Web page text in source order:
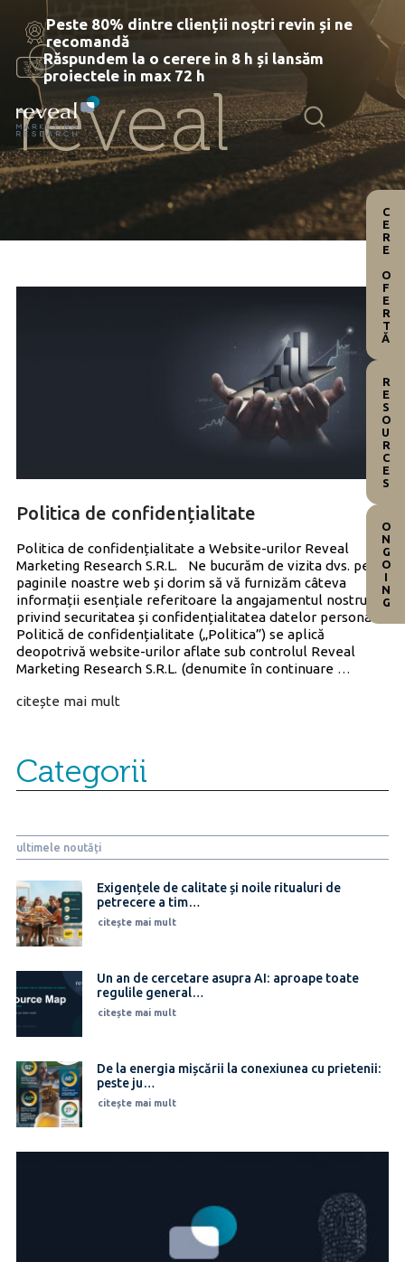
content
Peste 80% dintre clienții noștri revin și ne
recomandă
Răspundem la o cerere in 8 h și lansăm
proiectele in max 72 h
reveal
Politica de confidențialitate
Politica de confidențialitate a Website-urilor Reveal
Marketing Research S.R.L. Ne bucurăm de vizita dvs. pe
paginile noastre web și dorim să vă furnizăm câteva
informații esențiale referitoare la angajamentul nostru
privind securitatea și confidențialitatea datelor personale.
Politică de confidențialitate („Politica”) se aplică
deopotrivă website-urilor aflate sub controlul Reveal
Marketing Research S.R.L. (denumite în continuare …
citește mai mult
Categorii
ultimele noutăți
Exigențele de calitate și noile ritualuri de
petrecere a tim…
citește mai mult
Un an de cercetare asupra AI: aproape toate
regulile general…
citește mai mult
De la energia mișcării la conexiunea cu prietenii:
peste ju…
citește mai mult
CERE OFERTĂ
RESOURCES
ONGOING